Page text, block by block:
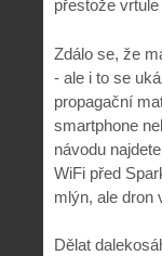
přestože
Zdálo se, že
- ale i to se
propagační
smartphone
návodu
WiFi před
mlýn, ale dron
Dělat